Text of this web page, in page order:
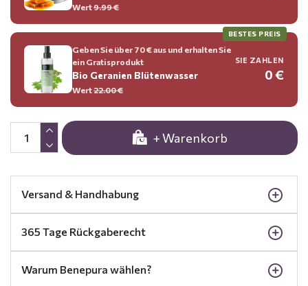
+ Warenkorb
Wert9.99 €
BESTES PREIS
Geben Sie über 70 € aus und erhalten Sie
ein Gratisprodukt
Bio Geranien Blütenwasser
Wert22.00 €
SIE ZAHLEN
0 €
Versand & Handhabung
365 Tage Rückgaberecht
Warum Benepura wählen?